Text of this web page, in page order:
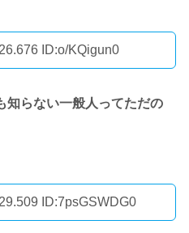
ID:o/KQigun0
知らない一般人ってただの
ID:7psGSWDG0